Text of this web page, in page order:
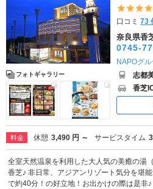
フォトギャラリー
口コミ73
奈良県香
0745-
NAPOグ
志都
香芝
料金 休憩 3,490 円 ～ サービスタイム
全室天然温泉を利用した大人気の美癒の湯
香芝♪ 非日常、アジアンリゾート気分を堪
で約40分！の好立地！お出かけの際は是非